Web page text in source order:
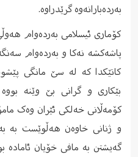
بەردەبارانەوە گرێدراوە.
کۆماری ئیسلامی بەردەوام
پاشەکشە نەکا و بەردەوام
کاتێکدا کە لە سێ مانگی
بێکاری و گرانی بێ وێنە
کۆمەڵانی خەلکی ئێران وەک
و ژنانی خاوەن هەڵوێست بە
گەیشتن بە مافی خۆیان